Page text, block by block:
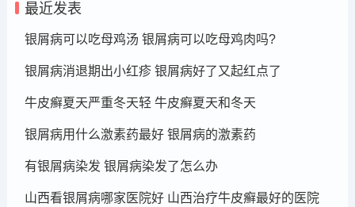
最近发表
银屑病可以吃母鸡汤 银屑病可以吃母鸡肉吗?
银屑病消退期出小红疹 银屑病好了又起红点了
牛皮癣夏天严重冬天轻 牛皮癣夏天和冬天
银屑病用什么激素药最好 银屑病的激素药
有银屑病染发 银屑病染发了怎么办
山西看银屑病哪家医院好 山西治疗牛皮癣最好的医院